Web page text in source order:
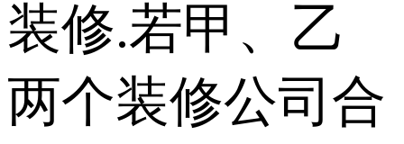
装修.若甲、乙
两个装修公司合